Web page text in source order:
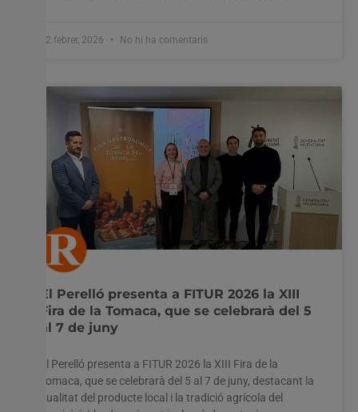
12 febrer, 2026 No hi ha comentaris
El Perelló presenta a FITUR 2026 la XIII
Fira de la Tomaca, que se celebrarà del 5
al 7 de juny
El Perelló presenta a FITUR 2026 la XIII Fira de la
Tomaca, que se celebrarà del 5 al 7 de juny, destacant la
qualitat del producte local i la tradició agrícola del